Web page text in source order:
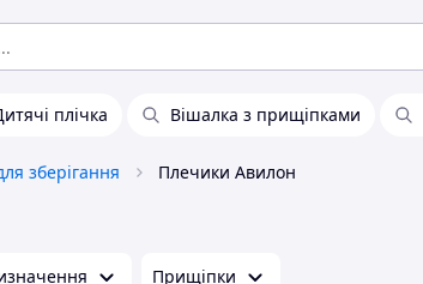
плічка Вішалка з прищіпками
зберігання Плечики Авилон
Прищіпки